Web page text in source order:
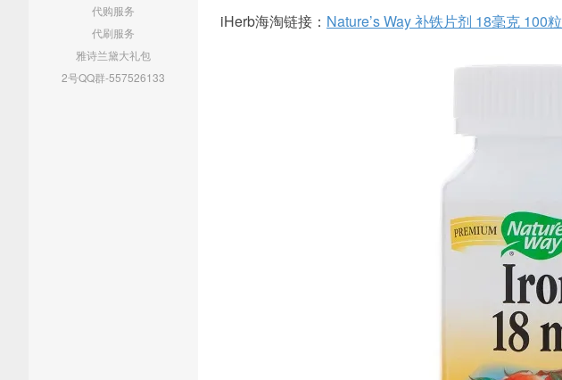
代购服务
代刷服务
雅诗兰黛大礼包
2号QQ群-557526133
iHerb海淘链接： Nature’s Way 补铁片剂 18毫克 100粒